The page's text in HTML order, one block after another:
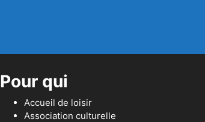
Pour qui
Accueil de loisir
Association culturelle